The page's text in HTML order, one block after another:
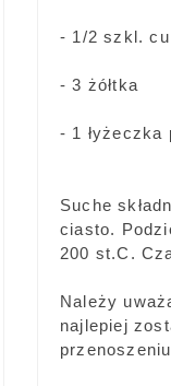
- 1/2 szkl.
- 3 żółtka
- 1 łyżeczka
Suche
ciasto.
200 st.C.
Należy
najlepiej